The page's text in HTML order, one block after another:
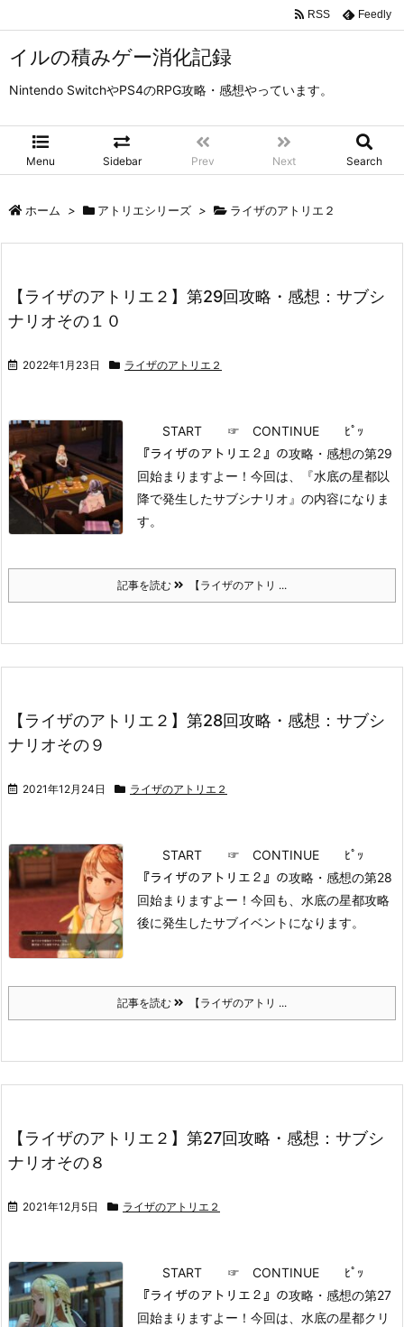
イルの積みゲー消化記録
Nintendo SwitchやPS4のRPG攻略・感想やっています。
Menu Sidebar Prev Next Search
RSS Feedly
ホーム > アトリエシリーズ > ライザのアトリエ２
【ライザのアトリエ２】第29回攻略・感想：サブシ
ナリオその１０
2022年1月23日 ライザのアトリエ２
START ☞ CONTINUE ﾋﾟｯ
『ライザのアトリエ２』の攻略・感想の第29
回始まりますよー！ 今回は、『水底の星都以
降で発生したサブシナリオ』の内容になりま
す。
記事を読む 【ライザのアトリ ...
【ライザのアトリエ２】第28回攻略・感想：サブシ
ナリオその９
2021年12月24日 ライザのアトリエ２
START ☞ CONTINUE ﾋﾟｯ
『ライザのアトリエ２』の攻略・感想の第28
回始まりますよー！ 今回も、水底の星都攻略
後に発生したサブイベントになります。
記事を読む 【ライザのアトリ ...
【ライザのアトリエ２】第27回攻略・感想：サブシ
ナリオその８
2021年12月5日 ライザのアトリエ２
START ☞ CONTINUE ﾋﾟｯ
『ライザのアトリエ２』の攻略・感想の第27
回始まりますよー！ 今回は、水底の星都クリ